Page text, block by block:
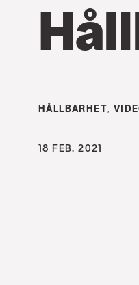
HÅLLBARHET,
18 FEB. 2021